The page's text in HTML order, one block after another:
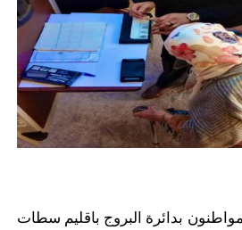
بدائرة البروج باقليم سطات